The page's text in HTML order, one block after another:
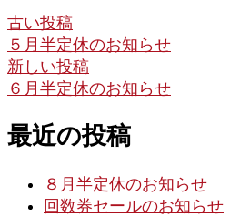
古い投稿
５月半定休のお知らせ
新しい投稿
６月半定休のお知らせ
最近の投稿
８月半定休のお知らせ
回数券セールのお知らせ